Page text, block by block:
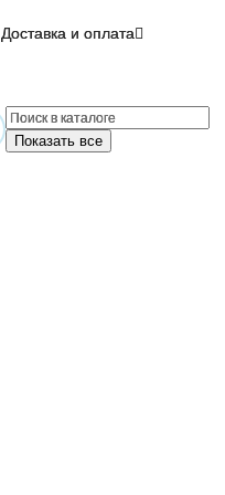
Доставка и оплата
Показать все